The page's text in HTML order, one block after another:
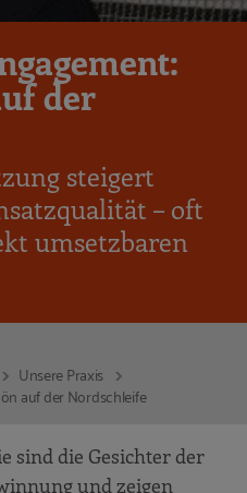
der
steigert
– oft
umsetzbaren
Unsere Praxis
auf der Nordschleife
sind die Gesichter der
und zeigen